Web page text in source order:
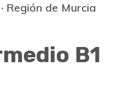
· Región de Murcia
B1